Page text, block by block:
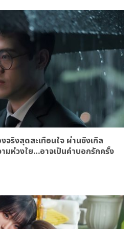
จริงสุดสะเทือนใจ ผ่านซิงเกิล
มห่วงใย…อาจเป็นคำบอกรักครั้ง